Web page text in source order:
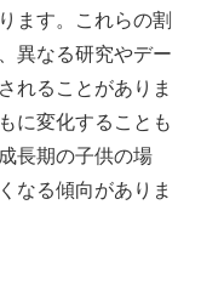
ます。これらの割
異なる研究やデー
れることがありま
に変化することも
長期の子供の場
なる傾向がありま